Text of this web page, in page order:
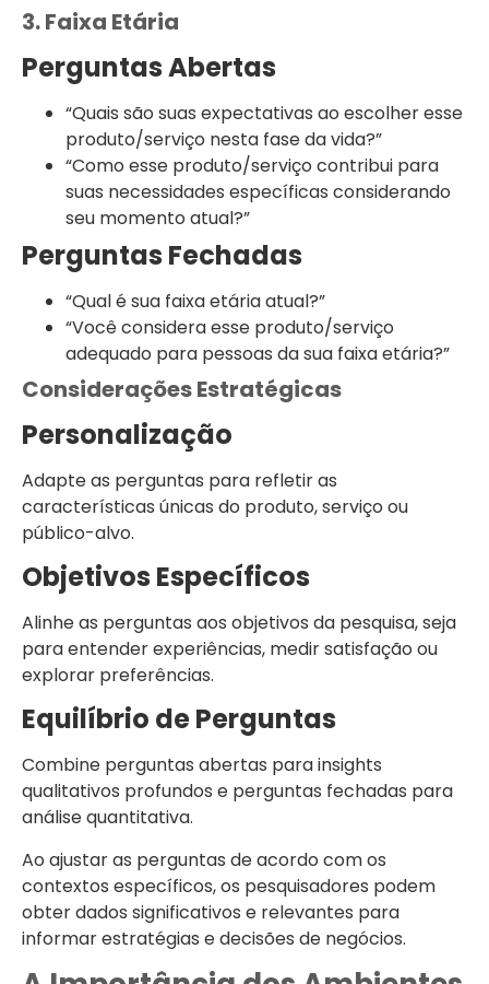
3. Faixa Etária
Perguntas Abertas
“Quais são suas expectativas ao escolher esse
produto/serviço nesta fase da vida?”
“Como esse produto/serviço contribui para
suas necessidades específicas considerando
seu momento atual?”
Perguntas Fechadas
“Qual é sua faixa etária atual?”
“Você considera esse produto/serviço
adequado para pessoas da sua faixa etária?”
Considerações Estratégicas
Personalização
Adapte as perguntas para refletir as
características únicas do produto, serviço ou
público-alvo.
Objetivos Específicos
Alinhe as perguntas aos objetivos da pesquisa, seja
para entender experiências, medir satisfação ou
explorar preferências.
Equilíbrio de Perguntas
Combine perguntas abertas para insights
qualitativos profundos e perguntas fechadas para
análise quantitativa.
Ao ajustar as perguntas de acordo com os
contextos específicos, os pesquisadores podem
obter dados significativos e relevantes para
informar estratégias e decisões de negócios.